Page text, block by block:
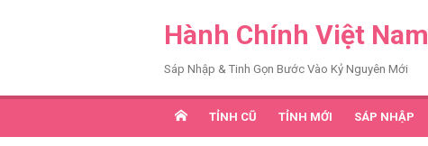
Hành Chính Việt Nam
Sáp Nhập & Tinh Gọn Bước Vào Kỷ Nguyên Mới
TỈNH CŨ TỈNH MỚI SÁP NHẬP